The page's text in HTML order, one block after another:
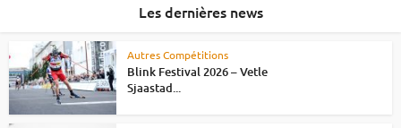
Les dernières news
Autres Compétitions
Blink Festival 2026 – Vetle
Sjaastad...